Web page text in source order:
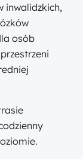
inwalidzkich,
osób